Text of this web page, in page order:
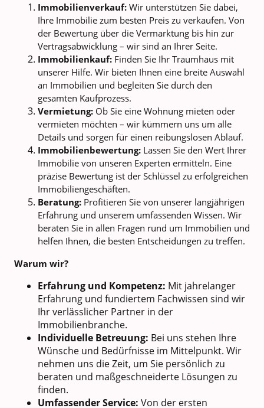
Immobilienverkauf: Wir unterstützen Sie dabei,
Ihre Immobilie zum besten Preis zu verkaufen. Von
der Bewertung über die Vermarktung bis hin zur
Vertragsabwicklung – wir sind an Ihrer Seite.
Immobilienkauf: Finden Sie Ihr Traumhaus mit
unserer Hilfe. Wir bieten Ihnen eine breite Auswahl
an Immobilien und begleiten Sie durch den
gesamten Kaufprozess.
Vermietung: Ob Sie eine Wohnung mieten oder
vermieten möchten – wir kümmern uns um alle
Details und sorgen für einen reibungslosen Ablauf.
Immobilienbewertung: Lassen Sie den Wert Ihrer
Immobilie von unseren Experten ermitteln. Eine
präzise Bewertung ist der Schlüssel zu erfolgreichen
Immobiliengeschäften.
Beratung: Profitieren Sie von unserer langjährigen
Erfahrung und unserem umfassenden Wissen. Wir
beraten Sie in allen Fragen rund um Immobilien und
helfen Ihnen, die besten Entscheidungen zu treffen.
Warum wir?
Erfahrung und Kompetenz: Mit jahrelanger
Erfahrung und fundiertem Fachwissen sind wir
Ihr verlässlicher Partner in der
Immobilienbranche.
Individuelle Betreuung: Bei uns stehen Ihre
Wünsche und Bedürfnisse im Mittelpunkt. Wir
nehmen uns die Zeit, um Sie persönlich zu
beraten und maßgeschneiderte Lösungen zu
finden.
Umfassender Service: Von der ersten